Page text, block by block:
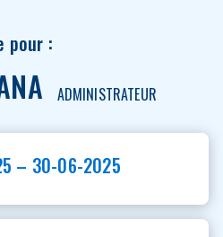
pour :
ADMINISTRATEUR
– 30-06-2025